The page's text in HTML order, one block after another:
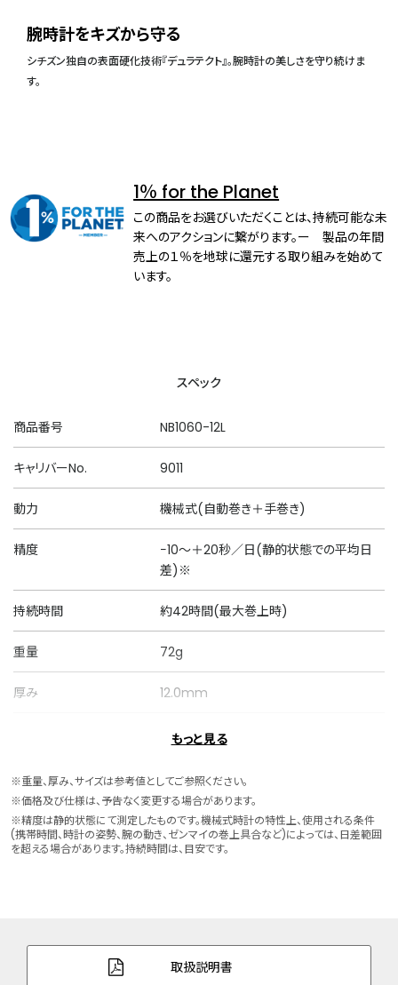
腕時計をキズから守る
シチズン独自の表面硬化技術『デュラテクト』。腕時計の美しさを守り続けま
す。
1％ for the Planet
この商品をお選びいただくことは、持続可能な未
来へのアクションに繋がります。ー 製品の年間
売上の１％を地球に還元する取り組みを始めて
います。
スペック
商品番号 NB1060-12L
キャリバーNo. 9011
動力 機械式(自動巻き＋手巻き)
精度
−10～＋20秒／日(静的状態での平均日
差)※
持続時間 約42時間(最大巻上時)
重量 72g
厚み 12.0mm
横 38.2mm
ケース素材 ステンレス
ケース表面処理 デュラテクトプラチナ(ライトシルバー色)
バンド素材・タイプ
牛革
バンド調整可能サイ
140～184mm
もっと見る
※重量、厚み、サイズは参考値としてご参照ください。
※価格及び仕様は、予告なく変更する場合があります。
※精度は静的状態にて測定したものです。機械式時計の特性上、使用される条件
(携帯時間、時計の姿勢、腕の動き、ゼンマイの巻上具合など)によっては、日差範囲
を超える場合があります。持続時間は、目安です。
取扱説明書